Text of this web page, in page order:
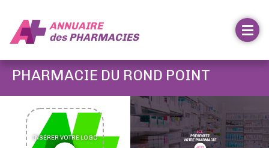
ANNUAIRE
desPHARMACIES
PHARMACIE DU ROND POINT
INSÉRER VOTRE LOGO